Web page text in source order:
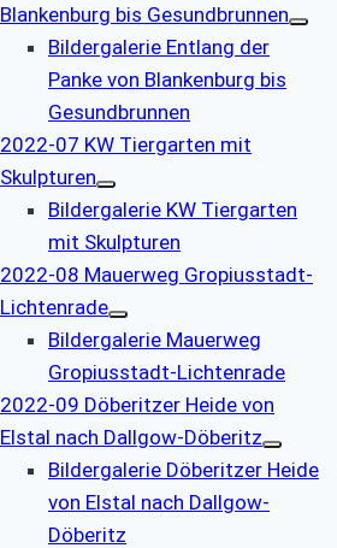
Blankenburg bis Gesundbrunnen
Bildergalerie Entlang der
Panke von Blankenburg bis
Gesundbrunnen
2022-07 KW Tiergarten mit
Skulpturen
Bildergalerie KW Tiergarten
mit Skulpturen
2022-08 Mauerweg Gropiusstadt-
Lichtenrade
Bildergalerie Mauerweg
Gropiusstadt-Lichtenrade
2022-09 Döberitzer Heide von
Elstal nach Dallgow-Döberitz
Bildergalerie Döberitzer Heide
von Elstal nach Dallgow-
Döberitz